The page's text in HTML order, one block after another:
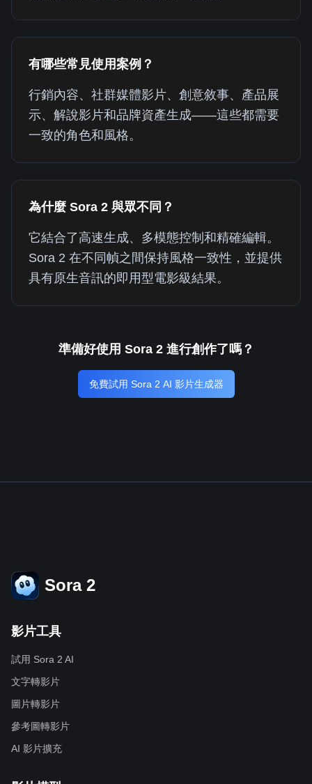
有哪些常見使用案例？
行銷內容、社群媒體影片、創意敘事、產品展
示、解說影片和品牌資產生成——這些都需要
一致的角色和風格。
為什麼 Sora 2 與眾不同？
它結合了高速生成、多模態控制和精確編輯。
Sora 2 在不同幀之間保持風格一致性，並提供
具有原生音訊的即用型電影級結果。
準備好使用 Sora 2 進行創作了嗎？
免費試用 Sora 2 AI 影片生成器
Sora 2
影片工具
試用 Sora 2 AI
文字轉影片
圖片轉影片
參考圖轉影片
AI 影片擴充